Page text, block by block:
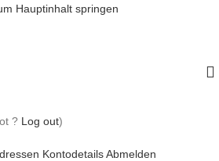
Hauptinhalt springen
? Log out)
KontodetailsAbmelden